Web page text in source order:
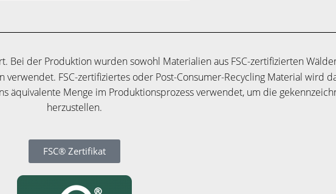
Bei der Produktion wurden sowohl Materialien aus FSC-zertifizierten
FSC-zertifiziertes oder Post-Consumer-Recycling Material wird
äquivalente Menge im Produktionsprozess verwendet, um die
herzustellen.
FSC® Zertifikat